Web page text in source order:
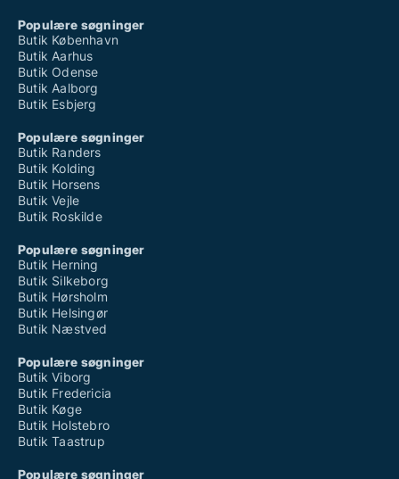
Populære søgninger
Butik København
Butik Aarhus
Butik Odense
Butik Aalborg
Butik Esbjerg
Populære søgninger
Butik Randers
Butik Kolding
Butik Horsens
Butik Vejle
Butik Roskilde
Populære søgninger
Butik Herning
Butik Silkeborg
Butik Hørsholm
Butik Helsingør
Butik Næstved
Populære søgninger
Butik Viborg
Butik Fredericia
Butik Køge
Butik Holstebro
Butik Taastrup
Populære søgninger